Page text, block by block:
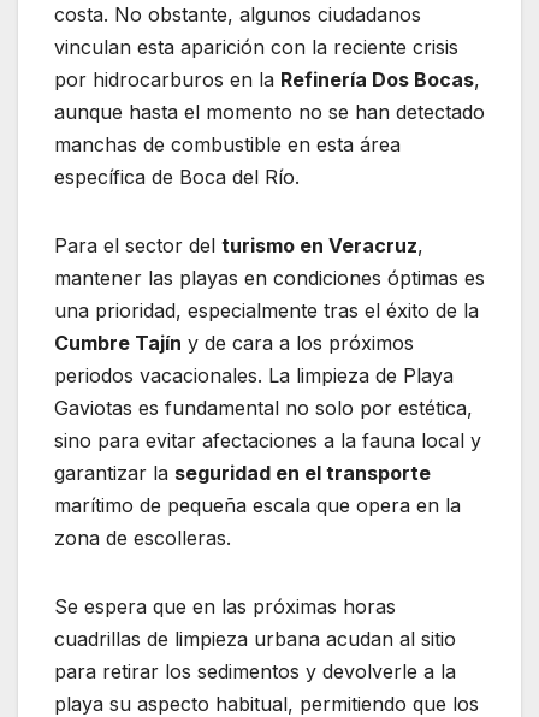
costa. No obstante, algunos ciudadanos
vinculan esta aparición con la reciente crisis
por hidrocarburos en la Refinería Dos Bocas,
aunque hasta el momento no se han detectado
manchas de combustible en esta área
específica de Boca del Río.
Para el sector del turismo en Veracruz,
mantener las playas en condiciones óptimas es
una prioridad, especialmente tras el éxito de la
Cumbre Tajín y de cara a los próximos
periodos vacacionales. La limpieza de Playa
Gaviotas es fundamental no solo por estética,
sino para evitar afectaciones a la fauna local y
garantizar la seguridad en el transporte
marítimo de pequeña escala que opera en la
zona de escolleras.
Se espera que en las próximas horas
cuadrillas de limpieza urbana acudan al sitio
para retirar los sedimentos y devolverle a la
playa su aspecto habitual, permitiendo que los